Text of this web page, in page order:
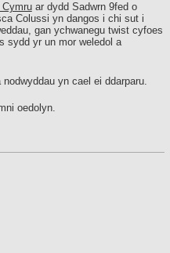
ar dydd Sadwrn 9fed o
Colussi yn dangos i chi sut i
gan ychwanegu twist cyfoes
sydd yr un mor weledol a
yn cael ei ddarparu.
oedolyn.